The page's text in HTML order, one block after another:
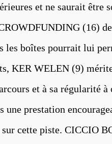
et ne saurait être
(16)
les boîtes pourrait lui
KER WELEN (9)
et à sa régularité
prestation
cette piste. CICCIO